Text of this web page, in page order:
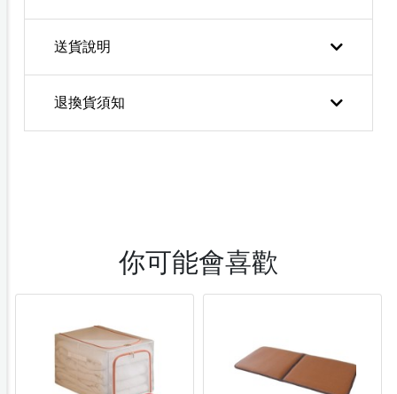
送貨說明
退換貨須知
你可能會喜歡